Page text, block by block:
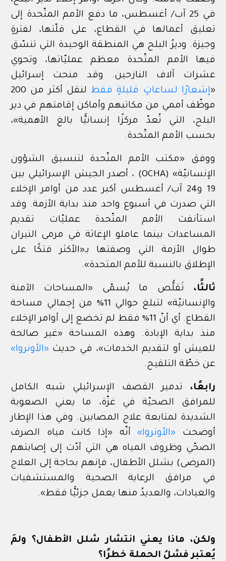
في 25 آب/ أغسطس، ما دفع الأمم المتّحدة إلى
تعليق أعمالها في القطاع، على قلّتها، لفترةٍ
وجيزة. وديرُ البلح هي المنطقة الوحيدة التي تنسّق
فيها الأمم المتّحدة معظم عمليّاتها، وتحوي
عشرات آلاف النازحين. وقد منحت إسرائيل
«إشعارًا لساعاتٍ قليلةٍ فقط
لنقل أكثر من 200
موظّف أممي من مكاتبهم وأماكن إقامتهم في دير
البلح، التي تُعدّ مركزًا إنسانيًّا بالغ الأهمية»،
بحسب الأمم المتّحدة.
ووفق «مكتب الأمم المتّحدة لتنسيق الشؤون
الإنسانيّة» (OCHA) ، أصدر الجيش الإسرائيلي بين
19 و24 آب/ أغسطس أكبر عدد من أوامر الإخلاء
التي صدرت في أسبوع واحد منذ بداية الأزمة. وقد
استأنفت الأمم المتّحدة عمليّات تقديم
المساعدات بينما عاملو الإغاثة في مرمى النيران
طوال الأزمة التي وصفتها بـ«الأكثر فتكًا على
الإطلاق بالنسبة للأمم المتحدة».
ثالثًا،
تَقلُّص ما يُسمّى «المساحات الآمنة
والإنسانيّة» لتبلغ حوالي 11% من إجمالي مساحة
القطاع. أي أنّ 11% فقط لم تخضع إلى أوامر الإخلاء
منذ بداية الإبادة. وهذه المساحة «غير صالحة
للعيش أو لتقديم الخدمات»، في حديث «الأونروا»
عن خطّة التلقيح.
رابعًا، تدمير القصف الإسرائيلي شبه الكامل
للمرافق الصحيّة في غزّة، ما يعني الصعوبة
الشديدة لمتابعة علاج المصابين. وفي هذا الإطار
أوضحت «الأونروا» أنّه «إذا كانت مياه الصرف
الصحّي وظروف المياه هي التي أدّت إلى إصابتهم
(المرضى) بشلل الأطفال، فإنهم بحاجة إلى العلاج
في مرافق الرعاية الصحية والمستشفيات
والعيادات، والعديدُ منها يعمل جزئيًّا فقط».
ولكن، ماذا يعني انتشار شلل الأطفال؟ ولمَ
يُعتبر فشلُ الحملة خطرًا؟